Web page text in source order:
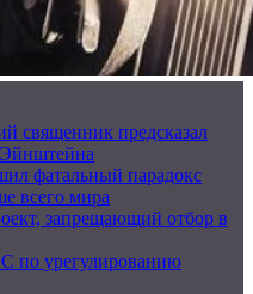
священник предсказал
фатальный парадокс
всего мира
запрещающий отбор в
по урегулированию